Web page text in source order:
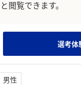
閲覧できます。
選考体
男性